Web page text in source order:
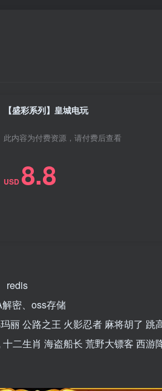
【盛彩系列】皇城电玩
此内容为付费资源，请付费后查看
USD 8.8
redis
密、oss存储
丽 公路之王 火影忍者 麻将胡了 跳
二生肖 海盗船长 荒野大镖客 西游